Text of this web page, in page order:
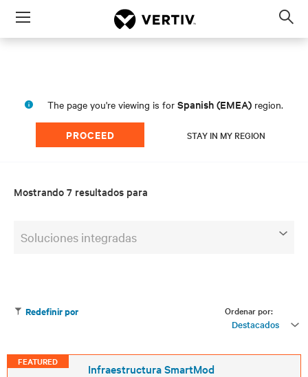
Menu
The page you're viewing is for Spanish (EMEA) region.
PROCEED STAY IN MY REGION
Mostrando 7 resultados para
Soluciones integradas
Ordenar por:
Destacados
Redefinir por
FEATURED Infraestructura SmartMod